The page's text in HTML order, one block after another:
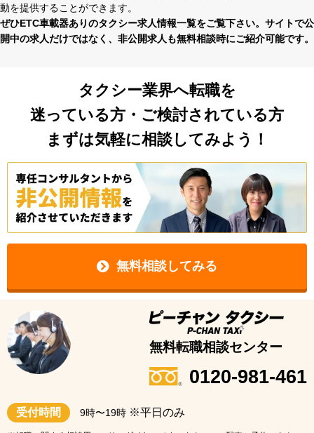
動を提供することができます。
ぜひETC⾞載器ありのタクシー求⼈情報⼀覧をご覧下さい。サイトで公
開中の求⼈だけではなく、⾮公開求⼈も無料相談時にご紹介可能です。
タクシー業界へ転職を
迷っている方・ご検討されている方
まずは気軽に相談してみよう！
無料相談してみる
無料転職相談センター
0120-981-461
受付時間 9時〜19時 ※平日のみ